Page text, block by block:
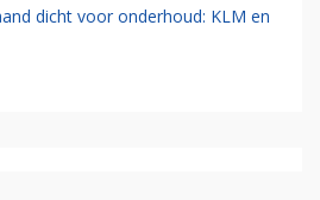
dicht voor onderhoud: KLM en